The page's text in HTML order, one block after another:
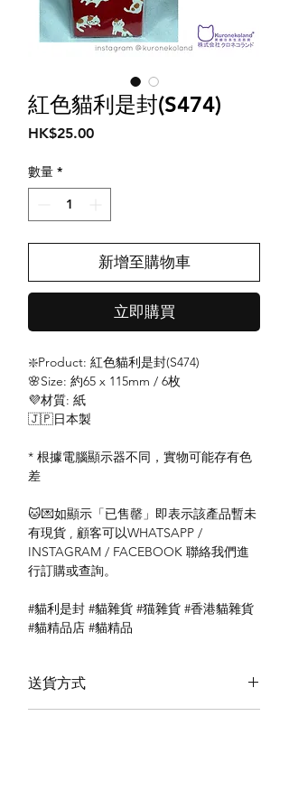
紅色貓利是封(S474)
HK$25.00價
數量 *
新增至購物車
立即購買
❇️Product: 紅色貓利是封(S474)
🌸Size: 約65 x 115mm / 6枚
💜材質: 紙
🇯🇵日本製
* 根據電腦顯示器不同，實物可能存有色
差
🐱💌如顯示「已售罄」即表示該產品暫未
有現貨 , 顧客可以WHATSAPP /
INSTAGRAM / FACEBOOK 聯絡我們進
行訂購或查詢。
#貓利是封 #貓雜貨 #猫雜貨 #香港貓雜貨
#貓精品店 #貓精品
送貨方式